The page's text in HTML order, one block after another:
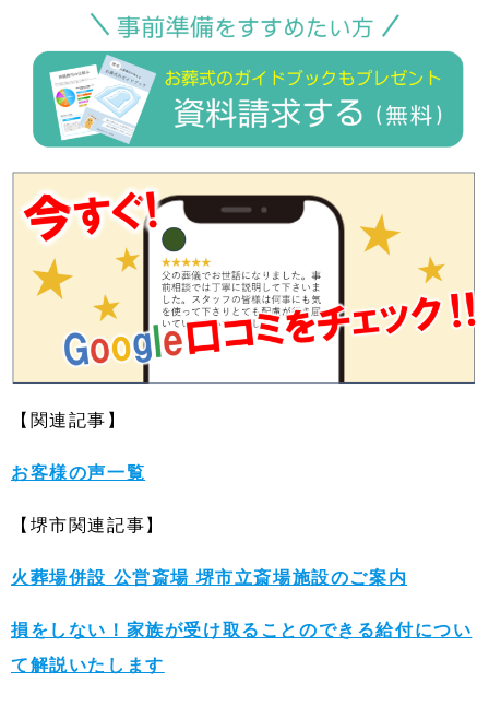
【関連記事】
お客様の声一覧
【堺市関連記事】
火葬場併設 公営斎場 堺市立斎場施設のご案内
損をしない！家族が受け取ることのできる給付につい
て解説いたします